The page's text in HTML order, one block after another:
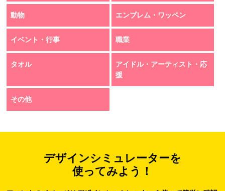
動物 エンブレム・ワッペン
イベント・行事 職業
タオル
アイドル・アーティスト・応
援
その他
デザインシミュレーターを
使ってみよう！